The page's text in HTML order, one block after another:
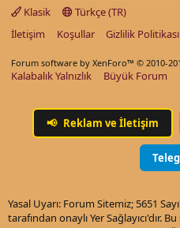
Klasik
Türkçe (TR)
İletişim
Koşullar Gizlilik Politikası
Forum software by XenForo™ © 2010-
Kalabalık Yalnızlık Büyük Forum
📢 Reklam ve İletişim
Yasal Uyarı: Forum Sitemiz; 5651
tarafından onaylı Yer Sağlayıcı'dır.